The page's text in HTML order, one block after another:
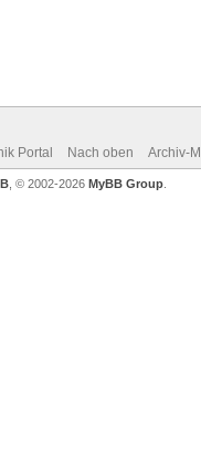
Portal Nach oben Archiv-
, © 2002-2026 MyBB Group